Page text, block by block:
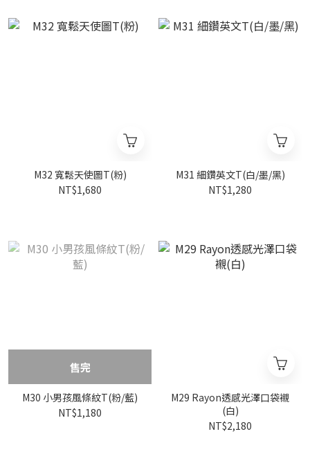
M32 寬鬆天使圖T(粉)
NT$1,680
M31 細鑽英文T(白/墨/黑)
NT$1,280
售完
M30 小男孩風條紋T(粉/藍)
NT$1,180
M29 Rayon透感光澤口袋襯
(白)
NT$2,180